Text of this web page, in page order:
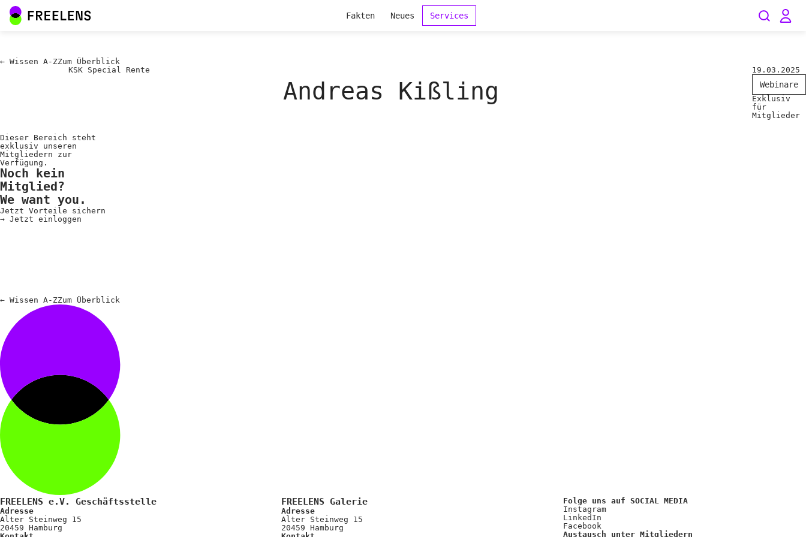
Fakten Neues Services
← Wissen A-ZZum Überblick
KSK Special Rente
Andreas Kißling
19.03.2025
Webinare
Exklusiv
für
Mitglieder
Dieser Bereich steht
exklusiv unseren
Mitgliedern zur
Verfügung.
Noch kein
Mitglied?
We want you.
Jetzt Vorteile sichern
→ Jetzt einloggen
← Wissen A-ZZum Überblick
FREELENS e.V. Geschäftsstelle
Adresse
Alter Steinweg 15
20459 Hamburg
FREELENS Galerie
Adresse
Alter Steinweg 15
20459 Hamburg
Folge uns auf SOCIAL MEDIA
Instagram
LinkedIn
Facebook
Austausch unter Mitgliedern